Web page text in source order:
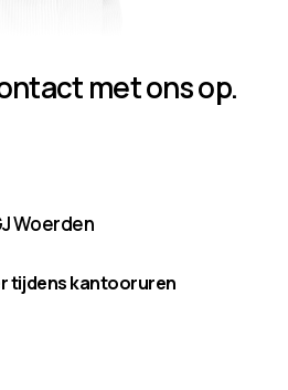
met ons op.
Woerden
tijdens kantooruren